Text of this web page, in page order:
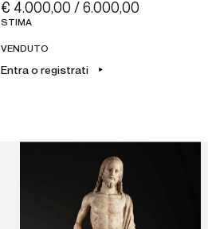
€ 4.000,00 / 6.000,00
STIMA
VENDUTO
Entra o registrati